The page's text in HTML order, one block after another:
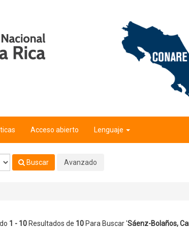
Acceso abierto Lenguaje
Buscar Avanzado
1 - 10Resultados de 10Para Buscar 'Sáenz-Bolaños,